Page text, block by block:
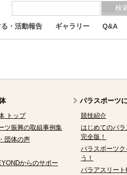
・活動報告 ギャラリー Q&A
トップ
ツ振興の取組事例集
団体の声
からのサポー
パラスポーツ
競技紹介
はじめてのパ
完全版！
パラスポーツク
う！
パラアスリー